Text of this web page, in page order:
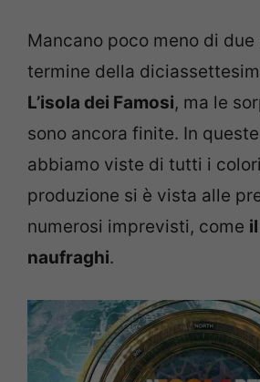
Mancano poco meno di
termine della
L’isola dei Famosi, ma le
sono ancora finite. In
abbiamo viste di tutti i
produzione si è vista alle
numerosi imprevisti, come
naufraghi.